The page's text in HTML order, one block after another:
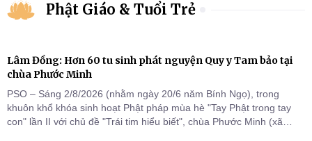
Phật Giáo & Tuổi Trẻ
Lâm Đồng: Hơn 60 tu sinh phát nguyện Quy y Tam bảo tại
chùa Phước Minh
PSO – Sáng 2/8/2026 (nhằm ngày 20/6 năm Bính Ngọ), trong
khuôn khổ khóa sinh hoạt Phật pháp mùa hè "Tay Phật trong tay
con" lần II với chủ đề "Trái tim hiểu biết", chùa Phước Minh (xã